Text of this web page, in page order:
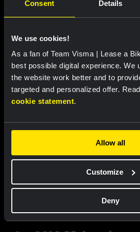
Consent Details
We use cookies!
As a fan of Team Visma | Lease a
best possible digital experience. We
the website work better and to
targeted and personalized offer.
cookie statement.
Allow all
Customize
Deny
Wielershirt kids - Dream like a
€ 60,00
Lease a